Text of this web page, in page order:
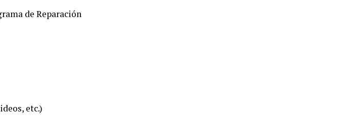
de Reparación
etc.)